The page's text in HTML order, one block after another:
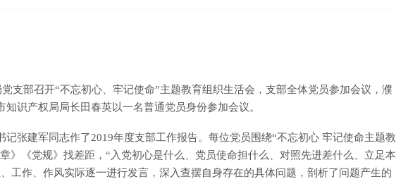
支部召开“不忘初心、牢记使命”主题教育组织生活会，支部全体党员参加会议，濮
识产权局局长田春英以一名普通党员身份参加会议。
记张建军同志作了2019年度支部工作报告。每位党员围绕“不忘初心 牢记使命主题教
》《党规》找差距，“入党初心是什么、党员使命担什么、对照先进差什么、立足本
工作、作风实际逐一进行发言，深入查摆自身存在的具体问题，剖析了问题产生的